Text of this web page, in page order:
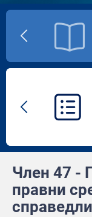
Previous
Член 47 -
правни